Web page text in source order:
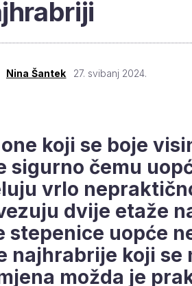
Nina Šantek 27. svibanj 2024.
koji se boje
sigurno čemu
vrlo
dvije etaže
stepenice uopće
najhrabrije koji se
možda je